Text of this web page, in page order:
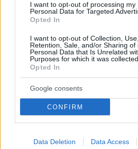
I want to opt-out of processing my
Personal Data for Targeted
Opted In
I want to opt-out of Collection, Use,
Retention, Sale, and/or Sharing of
Personal Data that Is Unrelated
Purposes for which it was collected.
Opted In
Google consents
CONFIRM
Data Deletion Data Access
wichtige Rolle spielen. Hiflylabs legt daher
eine lokale Präsenz und investiert in den
Netzwerks – zum Beispiel durch
Kooperationen und den Umgang mit
Auch hier erhielt das Unternehmen
durch die ABA. In Österreich wird vor allem
Vertrauen gelegt, das sich nicht von heute
aufbauen lässt, das aber langfristige
wertvoller und stärker macht.
Erste Erfahrungen und Ratschläge für
Obwohl sich das Unternehmen noch in der
befindet, zieht Török ein positives
abgeschlossen. Langfristig siehtHiflylabs